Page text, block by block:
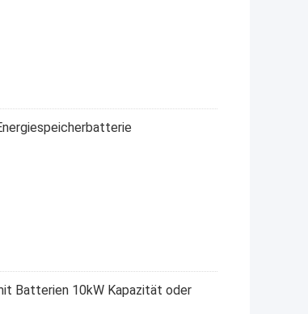
Batterien 10kW Kapazität oder